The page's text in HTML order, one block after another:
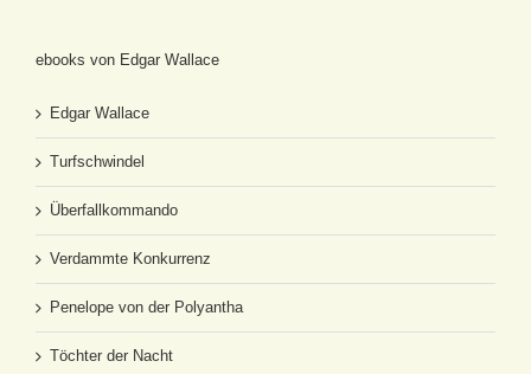
ebooks von Edgar Wallace
Edgar Wallace
Turfschwindel
Überfallkommando
Verdammte Konkurrenz
Penelope von der Polyantha
Töchter der Nacht